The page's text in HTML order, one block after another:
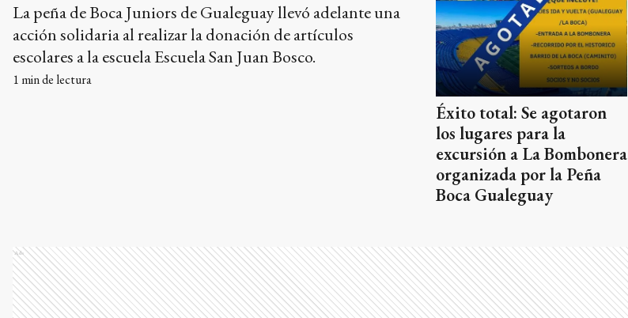
La peña de Boca Juniors de Gualeguay llevó adelante una
acción solidaria al realizar la donación de artículos
escolares a la escuela Escuela San Juan Bosco.
1 min de lectura
Éxito total: Se agotaron
los lugares para la
excursión a La Bombonera
organizada por la Peña
Boca Gualeguay
Ads